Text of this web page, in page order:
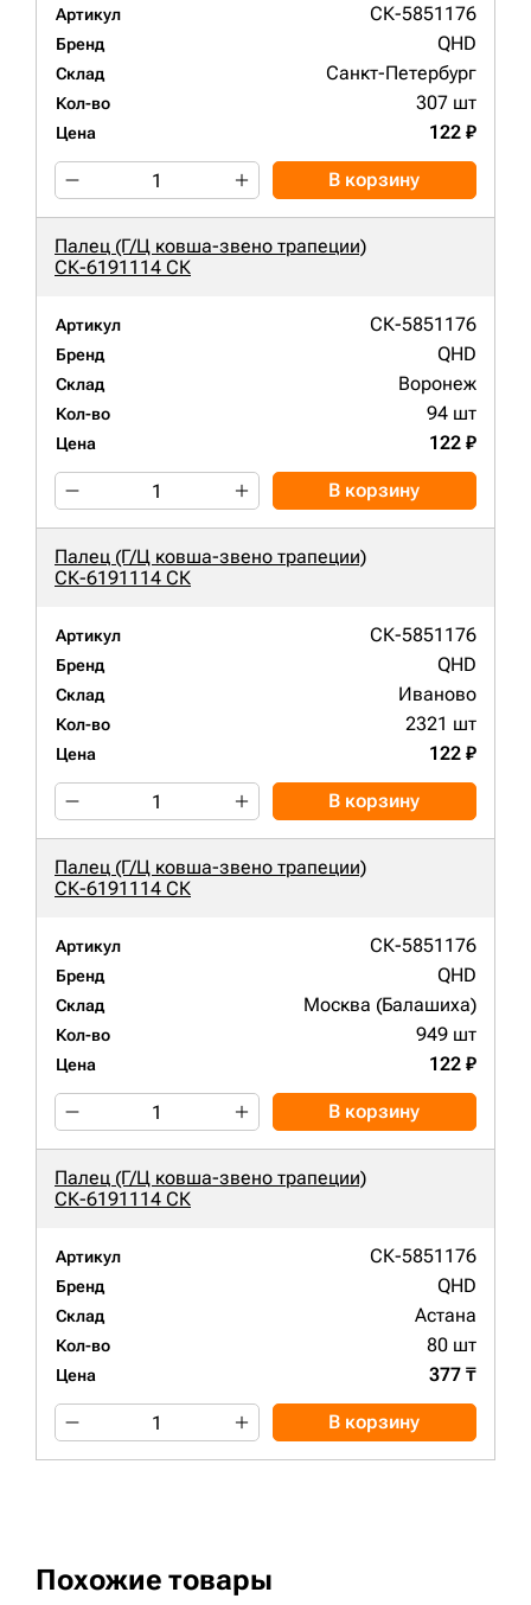
Артикул СК-5851176
Бренд QHD
Склад Санкт-Петербург
Кол-во 307 шт
Цена 122 ₽
В корзину
Палец (Г/Ц ковша-звено трапеции)
СК-6191114 СК
Артикул СК-5851176
Бренд QHD
Склад Воронеж
Кол-во 94 шт
Цена 122 ₽
В корзину
Палец (Г/Ц ковша-звено трапеции)
СК-6191114 СК
Артикул СК-5851176
Бренд QHD
Склад Иваново
Кол-во 2321 шт
Цена 122 ₽
В корзину
Палец (Г/Ц ковша-звено трапеции)
СК-6191114 СК
Артикул СК-5851176
Бренд QHD
Склад Москва (Балашиха)
Кол-во 949 шт
Цена 122 ₽
В корзину
Палец (Г/Ц ковша-звено трапеции)
СК-6191114 СК
Артикул СК-5851176
Бренд QHD
Склад Астана
Кол-во 80 шт
Цена 377 ₸
В корзину
Похожие товары